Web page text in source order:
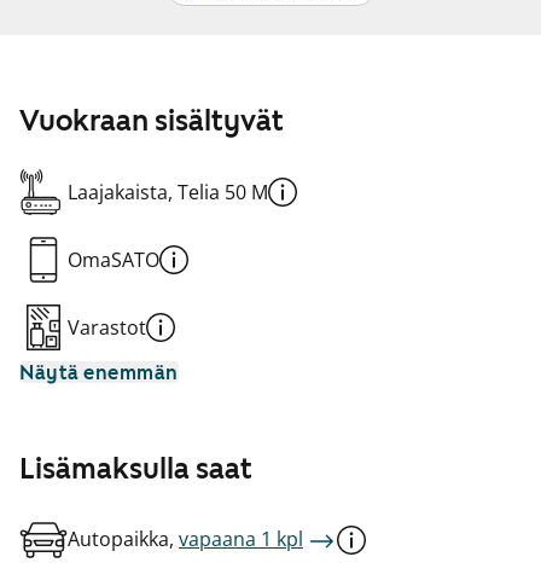
Vuokraan sisältyvät
Laajakaista, Telia 50 M
OmaSATO
Varastot
Näytä enemmän
Lisämaksulla saat
Autopaikka, vapaana 1 kpl